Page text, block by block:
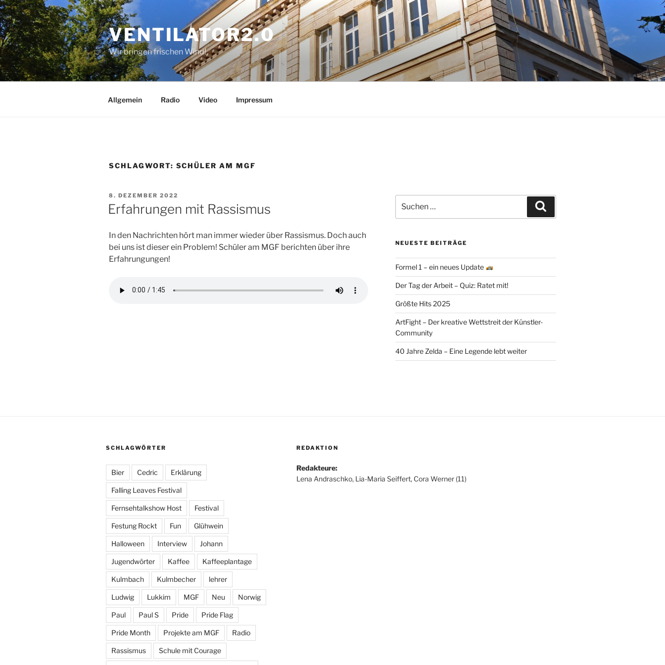
Zum
Inhalt
springen
VENTILATOR2.0
Wir bringen frischen Wind!
Allgemein Radio Video Impressum
SCHLAGWORT: SCHÜLER AM MGF
VERÖFFENTLICHT
AM
8. DEZEMBER 2022
Erfahrungen mit Rassismus
In den Nachrichten hört man immer wieder über Rassismus. Doch auch
bei uns ist dieser ein Problem! Schüler am MGF berichten über ihre
Erfahrungungen!
nach:
NEUESTE BEITRÄGE
Formel 1 – ein neues Update
Der Tag der Arbeit – Quiz: Ratet mit!
Größte Hits 2025
ArtFight – Der kreative Wettstreit der Künstler-
Community
40 Jahre Zelda – Eine Legende lebt weiter
SCHLAGWÖRTER
Bier Cedric Erklärung
Falling Leaves Festival
Fernsehtalkshow Host Festival
Festung Rockt Fun Glühwein
Halloween Interview Johann
Jugendwörter Kaffee Kaffeeplantage
Kulmbach Kulmbecher lehrer
Ludwig Lukkim MGF Neu Norwig
Paul Paul S Pride Pride Flag
Pride Month Projekte am MGF Radio
Rassismus Schule mit Courage
REDAKTION
Redakteure:
Lena Andraschko, Lia-Maria Seiffert, Cora Werner (11)